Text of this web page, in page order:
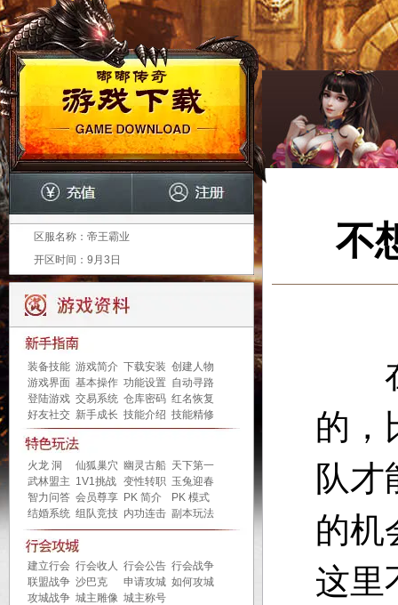
区服名称： 帝王霸业
开区时间： 9月3日
装备技能 游戏简介 下载安装 创建人物
游戏界面 基本操作 功能设置 自动寻路
登陆游戏 交易系统 仓库密码 红名恢复
好友社交 新手成长 技能介绍 技能精修
火龙 洞 仙狐巢穴 幽灵古船 天下第一
武林盟主 1V1挑战 变性转职 玉兔迎春
智力问答 会员尊享 PK 简介
PK 模式
结婚系统 组队竞技 内功连击 副本玩法
建立行会 行会收人 行会公告 行会战争
联盟战争 沙巴克 申请攻城 如何攻城
攻城战争 城主雕像 城主称号
不
的，
队才
的机
这里